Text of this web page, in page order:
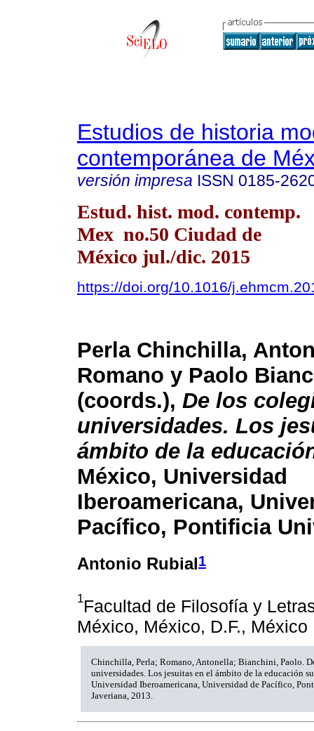
Estudios de historia
contemporánea de
versión impresa ISSN 0185-
Estud. hist. mod. contemp.
Mex no.50 Ciudad de
México jul./dic. 2015
https://doi.org/10.1016/
Perla Chinchilla,
Romano y Paolo
(coords.), De los
universidades. Los
ámbito de la
México, Universidad
Iberoamericana,
Pacífico, Pontificia
Antonio Rubial1
1Facultad de Filosofía y
México, México, D.F., México
Chinchilla, Perla; Romano, Antonella; Bianchini, Paolo.
universidades. Los jesuitas en el ámbito de la educación
Universidad Iberoamericana, Universidad de Pacífico,
Javeriana, 2013.